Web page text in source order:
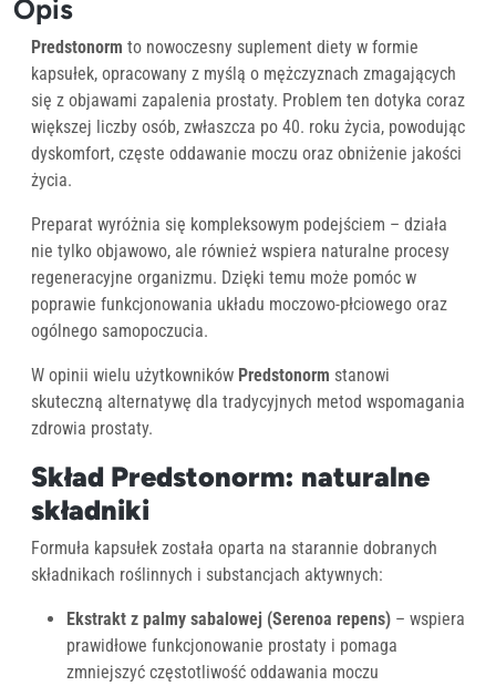
Opis
Predstonorm to nowoczesny suplement diety w formie
kapsułek, opracowany z myślą o mężczyznach zmagających
się z objawami zapalenia prostaty. Problem ten dotyka coraz
większej liczby osób, zwłaszcza po 40. roku życia, powodując
dyskomfort, częste oddawanie moczu oraz obniżenie jakości
życia.
Preparat wyróżnia się kompleksowym podejściem – działa
nie tylko objawowo, ale również wspiera naturalne procesy
regeneracyjne organizmu. Dzięki temu może pomóc w
poprawie funkcjonowania układu moczowo-płciowego oraz
ogólnego samopoczucia.
W opinii wielu użytkowników Predstonorm stanowi
skuteczną alternatywę dla tradycyjnych metod wspomagania
zdrowia prostaty.
Skład Predstonorm: naturalne
składniki
Formuła kapsułek została oparta na starannie dobranych
składnikach roślinnych i substancjach aktywnych:
Ekstrakt z palmy sabalowej (Serenoa repens) – wspiera
prawidłowe funkcjonowanie prostaty i pomaga
zmniejszyć częstotliwość oddawania moczu